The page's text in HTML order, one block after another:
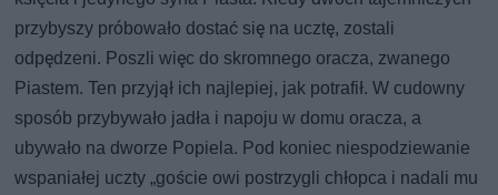
przybyszy próbowało dostać się na ucztę, zostali
odpędzeni. Poszli więc do skromnego oracza, zwanego
Piastem. Ten przyjął ich najlepiej, jak potrafił. W cudowny
sposób przybywało jadła i napoju w domu oracza, a
ubywało na dworze Popiela. Pod koniec niespodziewanie
wspaniałej uczty „goście owi postrzygli chłopca i nadali mu